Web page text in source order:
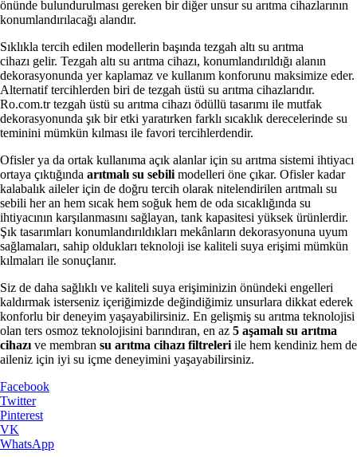
önünde bulundurulması gereken bir diğer unsur su arıtma cihazlarının
konumlandırılacağı alandır.
Sıklıkla tercih edilen modellerin başında tezgah altı su arıtma
cihazı gelir. Tezgah altı su arıtma cihazı, konumlandırıldığı alanın
dekorasyonunda yer kaplamaz ve kullanım konforunu maksimize eder.
Alternatif tercihlerden biri de tezgah üstü su arıtma cihazlarıdır.
Ro.com.tr tezgah üstü su arıtma cihazı ödüllü tasarımı ile mutfak
dekorasyonunda şık bir etki yaratırken farklı sıcaklık derecelerinde su
teminini mümkün kılması ile favori tercihlerdendir.
Ofisler ya da ortak kullanıma açık alanlar için su arıtma sistemi ihtiyacı
ortaya çıktığında arıtmalı su sebili modelleri öne çıkar. Ofisler kadar
kalabalık aileler için de doğru tercih olarak nitelendirilen arıtmalı su
sebili her an hem sıcak hem soğuk hem de oda sıcaklığında su
ihtiyacının karşılanmasını sağlayan, tank kapasitesi yüksek ürünlerdir.
Şık tasarımları konumlandırıldıkları mekânların dekorasyonuna uyum
sağlamaları, sahip oldukları teknoloji ise kaliteli suya erişimi mümkün
kılmaları ile sonuçlanır.
Siz de daha sağlıklı ve kaliteli suya erişiminizin önündeki engelleri
kaldırmak isterseniz içeriğimizde değindiğimiz unsurlara dikkat ederek
konforlu bir deneyim yaşayabilirsiniz. En gelişmiş su arıtma teknolojisi
olan ters osmoz teknolojisini barındıran, en az 5 aşamalı su arıtma
cihazı ve membran su arıtma cihazı filtreleri ile hem kendiniz hem de
aileniz için iyi su içme deneyimini yaşayabilirsiniz.
Facebook
Twitter
Pinterest
VK
WhatsApp